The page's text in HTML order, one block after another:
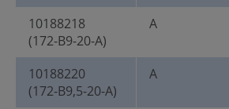
10188218
(172-B9-20-A)
A
10188220
(172-B9,5-20-A)
A